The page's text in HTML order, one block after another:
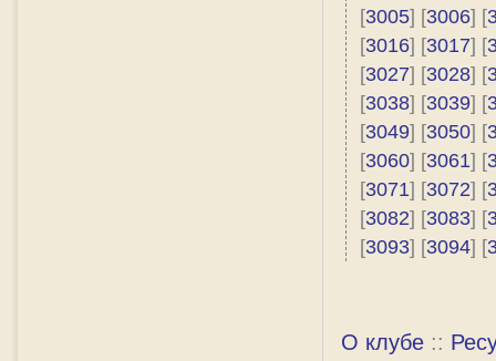
[3005] [3006] [
[3016] [3017] [
[3027] [3028] [
[3038] [3039] [
[3049] [3050] [
[3060] [3061] [
[3071] [3072] [
[3082] [3083] [
[3093] [3094] [
О клубе ::